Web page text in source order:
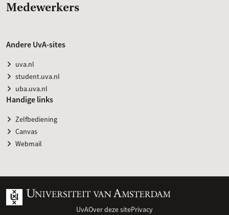
Medewerkers
Andere UvA-sites
uva.nl
student.uva.nl
uba.uva.nl
Handige links
Zelfbediening
Canvas
Webmail
UvAOver deze sitePrivacy